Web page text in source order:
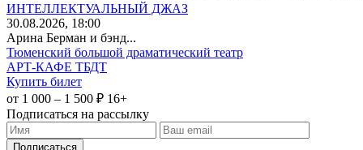
ИНТЕЛЛЕКТУАЛЬНЫЙ ДЖАЗ
30.08.2026, 18:00
Арина Берман и бэнд...
Тюменский большой драматический театр
АРТ-КАФЕ ТБДТ
Купить билет
от 1 000 – 1 500 ₽ 16+
Подписаться на рассылку